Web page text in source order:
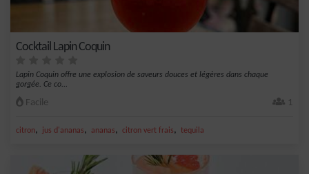
Cocktail Lapin Coquin
Lapin Coquin offre une explosion de saveurs douces et légères dans chaque
gorgée. Ce co...
Facile 1
citron, jus d'ananas, ananas, citron vert frais, tequila